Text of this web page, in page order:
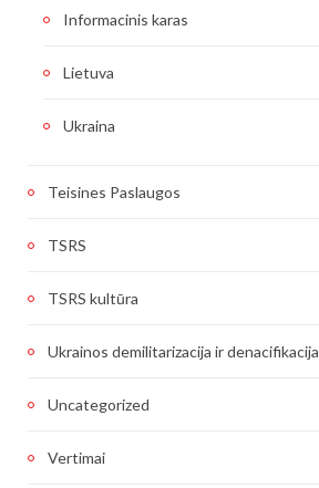
Informacinis karas
Lietuva
Ukraina
Teisines Paslaugos
TSRS
TSRS kultūra
Ukrainos demilitarizacija ir denacifikacija
Uncategorized
Vertimai